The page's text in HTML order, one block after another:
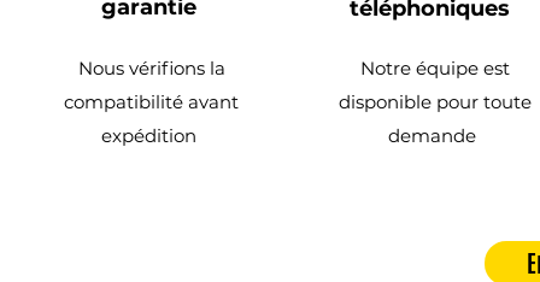
garantie
Nous vérifions la
compatibilité avant
expédition
téléphoniques
Notre équipe est
disponible pour toute
demande